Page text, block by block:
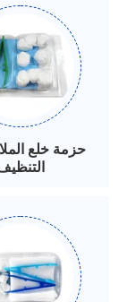
حزمة خلع